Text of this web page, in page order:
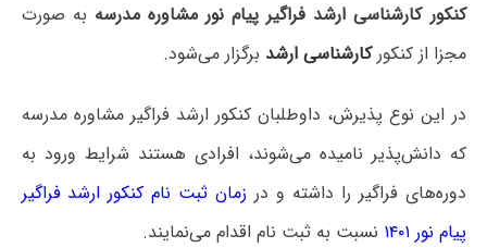
کنکور کارشناسی ارشد فراگیر پیام نور مشاوره مدرسه به صورت
مجزا از کنکورکارشناسی ارشد برگزار می‌شود.
در این نوع پذیرش، داوطلبان کنکور ارشد فراگیر مشاوره مدرسه
که دانش‌پذیر نامیده می‌شوند، افرادی هستند شرایط ورود به
دوره‌های فراگیر را داشته و در زمان ثبت نام کنکور ارشد فراگیر
پیام نور ۱۴۰۱
نسبت به ثبت نام اقدام می‌نمایند.